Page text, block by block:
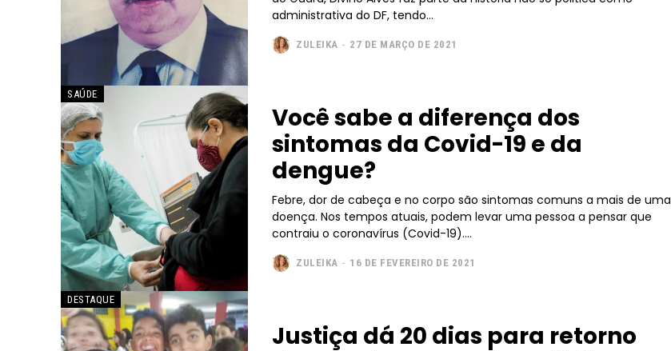
━ pricing plans
Free
Included for free:
Full member access:
administrativa do DF, tendo...
ZULEIKA - 27 DE MARÇO DE 2021
SAÚDE
Você sabe a diferença dos
sintomas da Covid-19 e da
dengue?
Febre, dor de cabeça e no corpo são sintomas comuns a mais de uma
doença. Nos tempos atuais, podem levar uma pessoa a pensar que
contraiu o coronavírus (Covid-19)....
ZULEIKA - 16 DE FEVEREIRO DE 2021
DESTAQUE
Justiça dá 20 dias para retorno